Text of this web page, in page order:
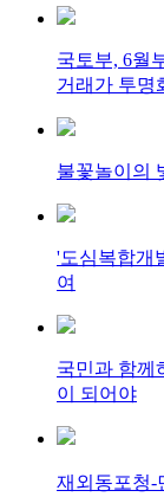
국토부, 6월
거래가 투명
불꽃놀이의
'도심복합개
여
국민과 함께
이 되어야
재외동포청-